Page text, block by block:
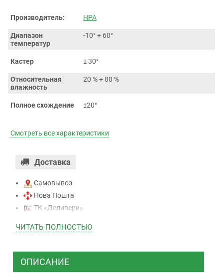
Производитель: HPA
Диапазон
температур
-10° + 60°
Кастер ± 30°
Относительная
влажность
20 % + 80 %
Полное схождение ±20°
Смотреть все характеристики
Доставка
Самовывоз
Нова Пошта
ТК «Деливери»
ТК “Justin”
ТК ”УкрПочта”
ЧИТАТЬ ПОЛНОСТЬЮ
ОПИСАНИЕ